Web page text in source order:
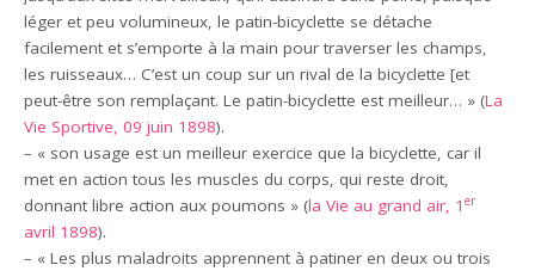
léger et peu volumineux, le patin-bicyclette se détache
facilement et s’emporte à la main pour traverser les champs,
les ruisseaux… C’est un coup sur un rival de la bicyclette [et
peut-être son remplaçant. Le patin-bicyclette est meilleur… » (La
Vie Sportive, 09 juin 1898).
– « son usage est un meilleur exercice que la bicyclette, car il
met en action tous les muscles du corps, qui reste droit,
donnant libre action aux poumons » (la Vie au grand air, 1er
avril 1898).
– « Les plus maladroits apprennent à patiner en deux ou trois